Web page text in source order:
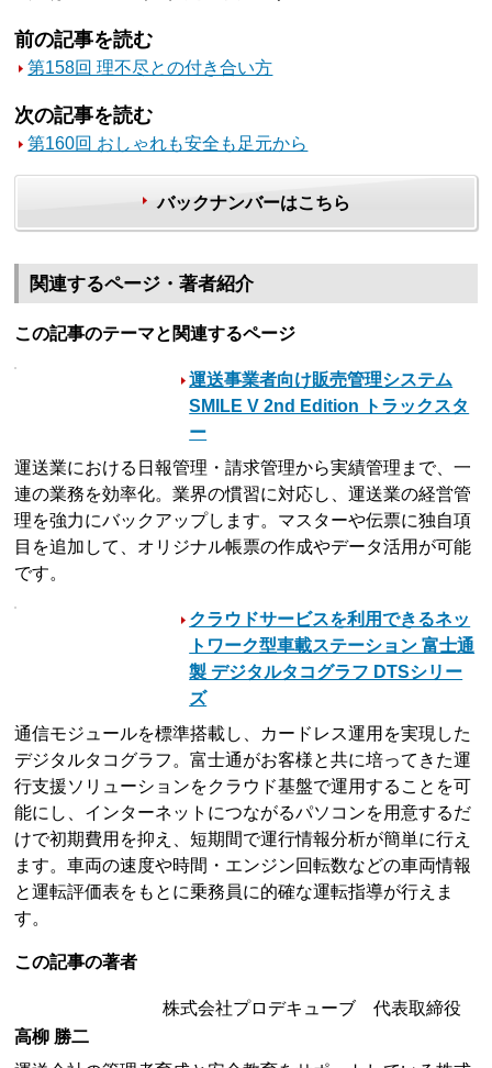
前の記事を読む
第158回 理不尽との付き合い方
次の記事を読む
第160回 おしゃれも安全も足元から
バックナンバーはこちら
関連するページ・著者紹介
この記事のテーマと関連するページ
運送事業者向け販売管理システム
SMILE V 2nd Edition トラックスタ
ー
運送業における日報管理・請求管理から実績管理まで、一
連の業務を効率化。業界の慣習に対応し、運送業の経営管
理を強力にバックアップします。マスターや伝票に独自項
目を追加して、オリジナル帳票の作成やデータ活用が可能
です。
クラウドサービスを利用できるネッ
トワーク型車載ステーション 富士通
製 デジタルタコグラフ DTSシリー
ズ
通信モジュールを標準搭載し、カードレス運用を実現した
デジタルタコグラフ。富士通がお客様と共に培ってきた運
行支援ソリューションをクラウド基盤で運用することを可
能にし、インターネットにつながるパソコンを用意するだ
けで初期費用を抑え、短期間で運行情報分析が簡単に行え
ます。車両の速度や時間・エンジン回転数などの車両情報
と運転評価表をもとに乗務員に的確な運転指導が行えま
す。
この記事の著者
株式会社プロデキューブ 代表取締役
高柳 勝二